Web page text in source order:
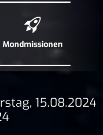
Mond­missionen
15.08.2024